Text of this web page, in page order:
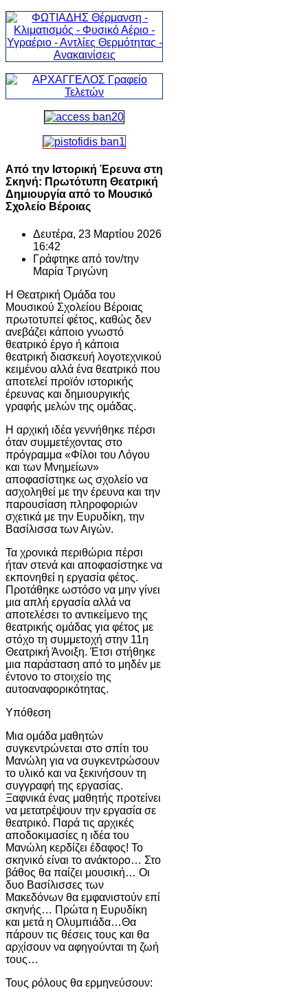
Από την Ιστορική Έρευνα στη
Σκηνή: Πρωτότυπη Θεατρική
Δημιουργία από το Μουσικό
Σχολείο Βέροιας
Δευτέρα, 23 Μαρτίου 2026
16:42
Γράφτηκε από τον/την
Μαρία Τριγώνη
Η Θεατρική Ομάδα του
Μουσικού Σχολείου Βέροιας
πρωτοτυπεί φέτος, καθώς δεν
ανεβάζει κάποιο γνωστό
θεατρικό έργο ή κάποια
θεατρική διασκευή λογοτεχνικού
κειμένου αλλά ένα θεατρικό που
αποτελεί προϊόν ιστορικής
έρευνας και δημιουργικής
γραφής μελών της ομάδας.
Η αρχική ιδέα γεννήθηκε πέρσι
όταν συμμετέχοντας στο
πρόγραμμα «Φίλοι του Λόγου
και των Μνημείων»
αποφασίστηκε ως σχολείο να
ασχοληθεί με την έρευνα και την
παρουσίαση πληροφοριών
σχετικά με την Ευρυδίκη, την
Βασίλισσα των Αιγών.
Τα χρονικά περιθώρια πέρσι
ήταν στενά και αποφασίστηκε να
εκπονηθεί η εργασία φέτος.
Προτάθηκε ωστόσο να μην γίνει
μια απλή εργασία αλλά να
αποτελέσει το αντικείμενο της
θεατρικής ομάδας για φέτος με
στόχο τη συμμετοχή στην 11η
Θεατρική Άνοιξη. Έτσι στήθηκε
μια παράσταση από το μηδέν με
έντονο το στοιχείο της
αυτοαναφορικότητας.
Υπόθεση
Μια ομάδα μαθητών
συγκεντρώνεται στο σπίτι του
Μανώλη για να συγκεντρώσουν
το υλικό και να ξεκινήσουν τη
συγγραφή της εργασίας.
Ξαφνικά ένας μαθητής προτείνει
να μετατρέψουν την εργασία σε
θεατρικό. Παρά τις αρχικές
αποδοκιμασίες η ιδέα του
Μανώλη κερδίζει έδαφος! Το
σκηνικό είναι το ανάκτορο… Στο
βάθος θα παίζει μουσική… Οι
δυο Βασίλισσες των
Μακεδόνων θα εμφανιστούν επί
σκηνής… Πρώτα η Ευρυδίκη
και μετά η Ολυμπιάδα…Θα
πάρουν τις θέσεις τους και θα
αρχίσουν να αφηγούνται τη ζωή
τους…
Τους ρόλους θα ερμηνεύσουν: